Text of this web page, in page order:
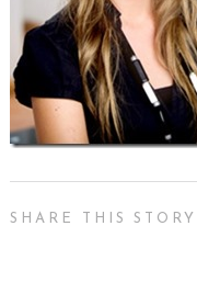
SHARE THIS STORY